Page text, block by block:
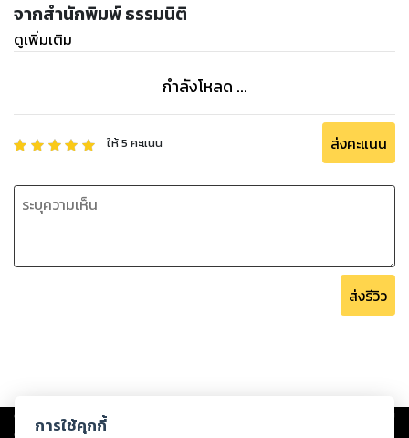
จากสำนักพิมพ์ ธรรมนิติ
ดูเพิ่มเติม
กำลังโหลด ...
ให้5 คะแนน ส่งคะแนน
ส่งรีวิว
Copyright © 2026
ต่อผลงานหรือเนื้อหาใดที่อัปโหลดผ่านเว็บไซต์และปรากฏว่าละเมิดสิทธิใน
การใช้คุกกี้